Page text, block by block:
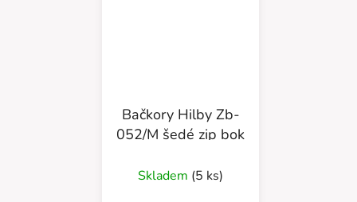
Bačkory Hilby Zb-
052/M šedé zip bok
Skladem (5 ks)